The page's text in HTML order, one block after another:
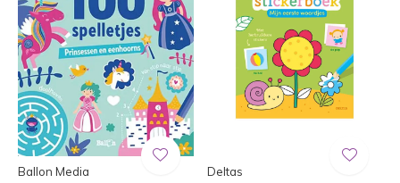
Ballon Media Deltas